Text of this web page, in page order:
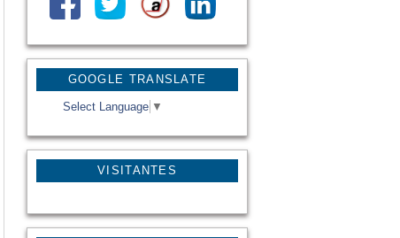
GOOGLE TRANSLATE
Select Language ▼
VISITANTES